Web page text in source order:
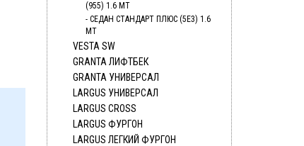
(955) 1.6 MT
СЕДАН СТАНДАРТ ПЛЮС (5E3) 1.6
MT
VESTA SW
GRANTA ЛИФТБЕК
GRANTA УНИВЕРСАЛ
LARGUS УНИВЕРСАЛ
LARGUS СROSS
LARGUS ФУРГОН
LARGUS ЛЕГКИЙ ФУРГОН